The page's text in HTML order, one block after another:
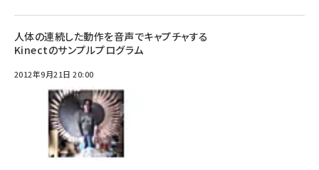
人体の連続した動作を音声でキャプチャする
Kinectのサンプルプログラム
2012年9月21日 20:00